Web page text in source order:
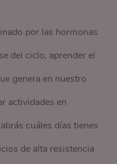
por las hormonas
del ciclo, aprender el
genera en nuestro
actividades en
cuáles días tienes
de alta resistencia